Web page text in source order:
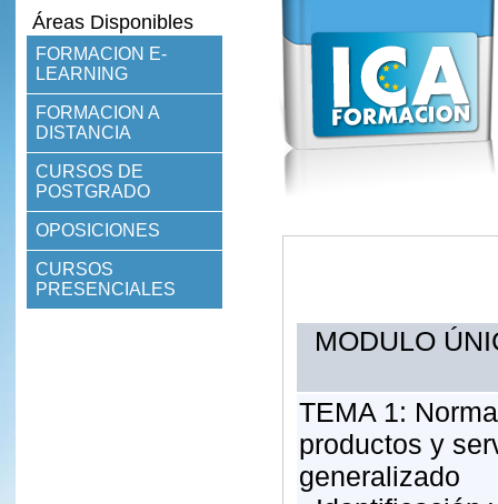
Áreas Disponibles
FORMACION E-
LEARNING
FORMACION A
DISTANCIA
CURSOS DE
POSTGRADO
OPOSICIONES
CURSOS
PRESENCIALES
MODULO
TEMA 1:
productos y
generalizado